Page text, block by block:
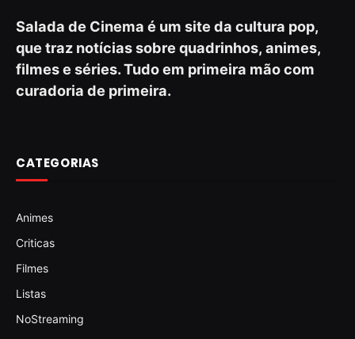
Salada de Cinema é um site da cultura pop,
que traz notícias sobre quadrinhos, animes,
filmes e séries. Tudo em primeira mão com
curadoria de primeira.
CATEGORIAS
Animes
Criticas
Filmes
Listas
NoStreaming